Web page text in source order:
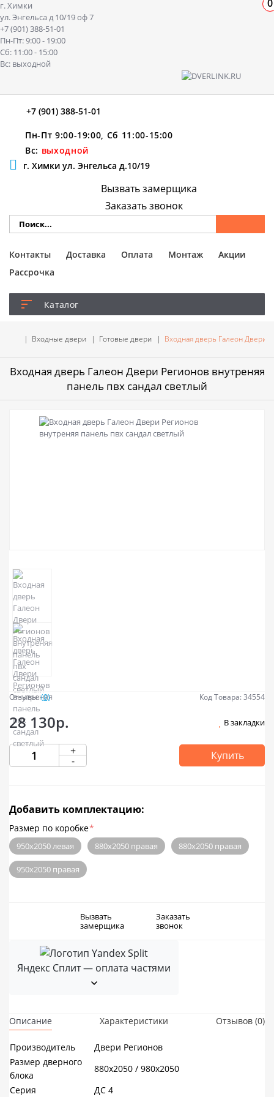
г. Химки
ул. Энгельса д 10/19 оф 7
+7 (901) 388-51-01
Пн-Пт: 9:00 - 19:00
Сб: 11:00 - 15:00
Вс: выходной
+7 (901) 388-51-01
Пн-Пт 9:00-19:00, Сб 11:00-15:00
Вс: выходной
г. Химки ул. Энгельса д.10/19
Каталог
Вызвать замерщика
Заказать звонок
Контакты Доставка Оплата Монтаж
Акции
Рассрочка
Входные двери Готовые двери Входная дверь Галеон Двери
Входная дверь Галеон Двери Регионов внутреняя
панель пвх сандал светлый
Отзывы:(0) Код Товара: 34554
28 130р. В закладки
+
- Купить
Добавить комплектацию:
Размер по коробке*
950х2050 левая 880х2050 правая 880х2050 правая
950х2050 правая
Вызвать
замерщика
Заказать
звонок
Яндекс Сплит — оплата частями
Описание Характеристики Отзывов (0)
Производитель
Двери Регионов
Размер дверного
блока
880х2050 / 980х2050
Серия
ДС 4
0